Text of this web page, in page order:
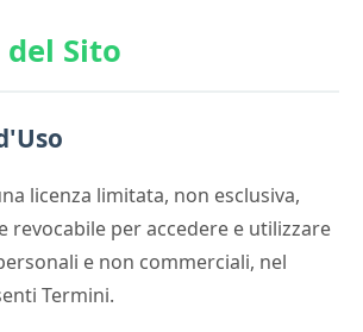
Sito
licenza limitata, non esclusiva,
revocabile per accedere e utilizzare
e non commerciali, nel
Termini.